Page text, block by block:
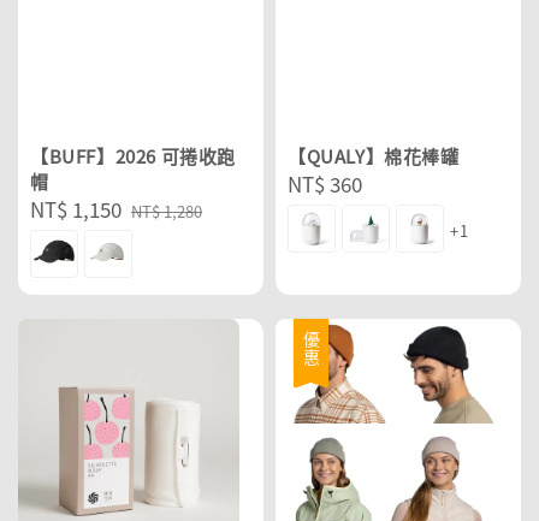
【BUFF】2026 可捲收跑
帽
Sale
price
NT$ 1,150 Regular
NT$ 1,280
【QUALY】棉花棒罐
Regular
price
NT$ 360
+1
優惠